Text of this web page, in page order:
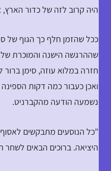
היה קרוב לזה של כדור
ככל שהזמן חלף כך הגוף של
שההרגשה הישנה והמוכרת של
חזרה במלוא עוזה, סימן
ואכן כעבור כמה דקות
נשמעה הודעה מהקברניט.
"כל הנוסעים מתבקשים
היציאה. ברוכים הבאים לשחר